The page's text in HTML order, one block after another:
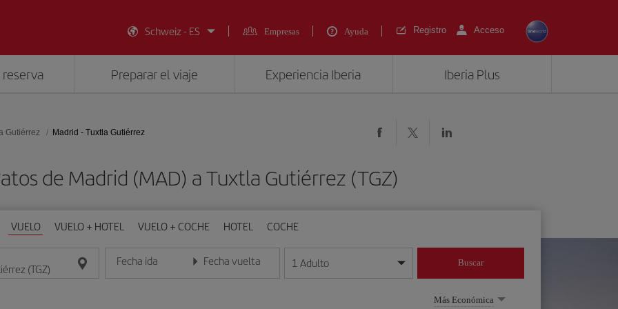
Schweiz - ES Empresas Ayuda Registro Acceso
Preparar el viaje Experiencia Iberia Iberia Plus
Gutiérrez Madrid - Tuxtla Gutiérrez
de Madrid (MAD) a Tuxtla Gutiérrez (TGZ)
VUELO VUELO + HOTEL VUELO + COCHE HOTEL COCHE
Fecha ida
Introduce la fecha en formato día/mes/año
Fecha vuelta
Introduce la fecha en formato día/mes/año
1 Adulto Buscar
Más Económica